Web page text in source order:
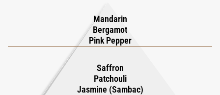
Mandarin
Bergamot
Pink Pepper
Saffron
Patchouli
Jasmine (Sambac)